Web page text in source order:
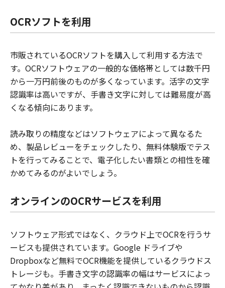
OCRソフトを利用
市販されているOCRソフトを購入して利用する方法で
す。OCRソフトウェアの一般的な価格帯としては数千円
から一万円前後のものが多くなっています。活字の文字
認識率は高いですが、手書き文字に対しては難易度が高
くなる傾向にあります。
読み取りの精度などはソフトウェアによって異なるた
め、製品レビューをチェックしたり、無料体験版でテス
トを行ってみることで、電子化したい書類との相性を確
かめてみるのがよいでしょう。
オンラインのOCRサービスを利用
ソフトウェア形式ではなく、クラウド上でOCRを行うサ
ービスも提供されています。Google ドライブや
Dropboxなど無料でOCR機能を提供しているクラウドス
トレージも。手書き文字の認識率の幅はサービスによっ